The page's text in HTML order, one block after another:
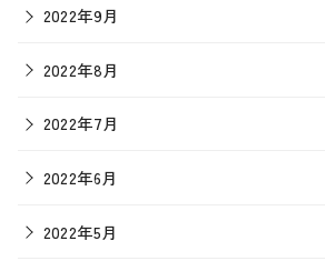
2022年9月
2022年8月
2022年7月
2022年6月
2022年5月